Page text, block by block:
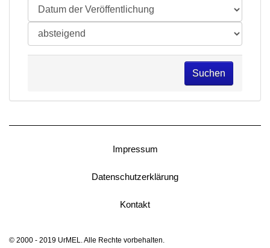
Suchen
Impressum
Datenschutzerklärung
Kontakt
© 2000 - 2019 UrMEL. Alle Rechte vorbehalten.